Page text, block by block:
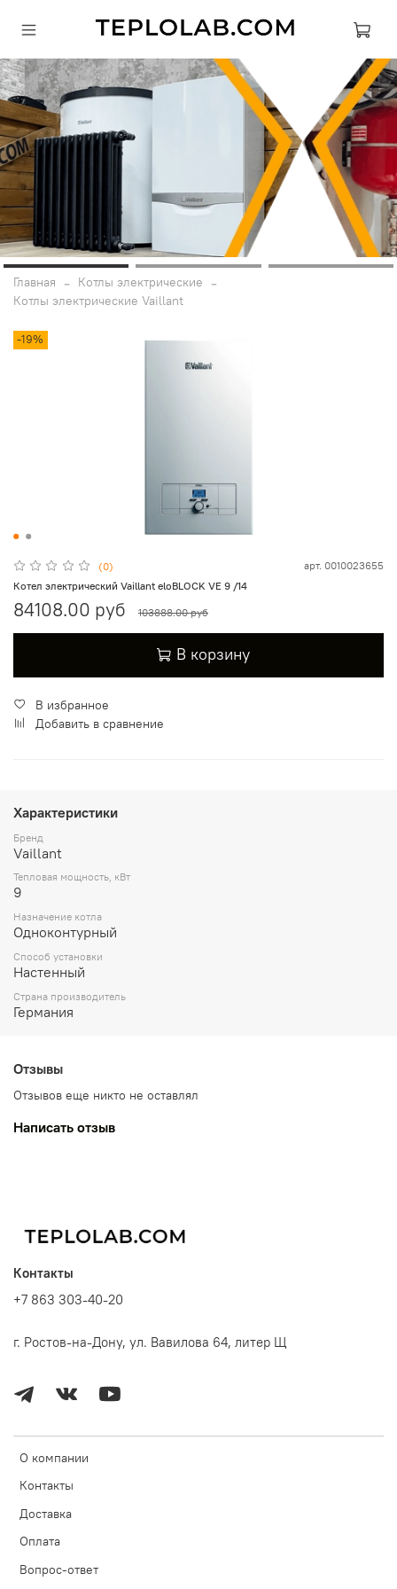
Главная
Котлы электрические
Котлы электрические Vaillant
-19%
(0) арт. 0010023655
Котел электрический Vaillant eloBLOCK VE 9 /14
84108.00 руб 103888.00 руб
В корзину
В избранное
Добавить в сравнение
Характеристики
Бренд
Vaillant
Тепловая мощность, кВт
9
Назначение котла
Одноконтурный
Способ установки
Настенный
Страна производитель
Германия
Отзывы
Отзывов еще никто не оставлял
Написать отзыв
О компании
Контакты
Доставка
Оплата
Вопрос-ответ
Контакты
+7 863 303-40-20
г. Ростов-на-Дону, ул. Вавилова 64, литер Щ